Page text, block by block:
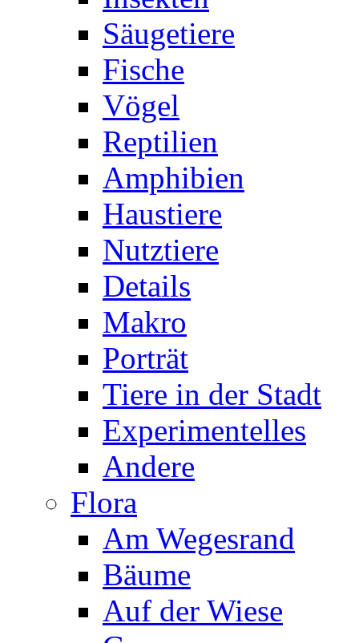
Säugetiere
Fische
Vögel
Reptilien
Amphibien
Haustiere
Nutztiere
Details
Makro
Porträt
Tiere in der Stadt
Experimentelles
Andere
Flora
Am Wegesrand
Bäume
Auf der Wiese